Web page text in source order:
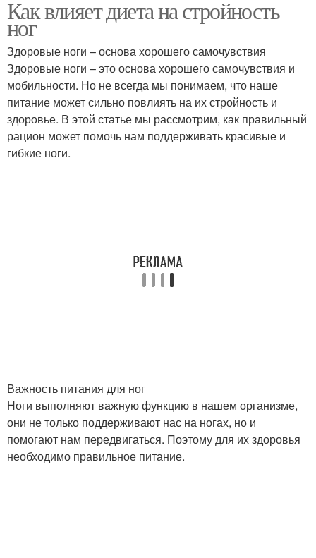
Как влияет диета на стройность
ног
Здоровые ноги – основа хорошего самочувствия
Здоровые ноги – это основа хорошего самочувствия и
мобильности. Но не всегда мы понимаем, что наше
питание может сильно повлиять на их стройность и
здоровье. В этой статье мы рассмотрим, как правильный
рацион может помочь нам поддерживать красивые и
гибкие ноги.
Важность питания для ног
Ноги выполняют важную функцию в нашем организме,
они не только поддерживают нас на ногах, но и
помогают нам передвигаться. Поэтому для их здоровья
необходимо правильное питание.